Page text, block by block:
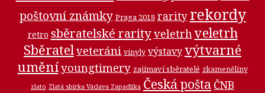
poštovní známky Praga 2018 rarity rekordy
retro sběratelské rarityveletrhveletrh
Sběratelveteráni vinyly výstavyvýtvarné
uměníyoungtimery zajímaví sběratelé zkameněliny
zlato Zlatá sbírka Václava Zapadlíka Česká pošta ČNB